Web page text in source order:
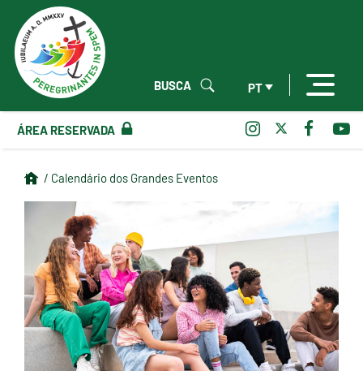
PT
BUSCA
ÁREA RESERVADA
/ Calendário dos Grandes Eventos